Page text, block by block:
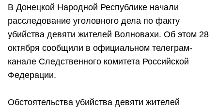
В Донецкой Народной Республике начали
расследование уголовного дела по факту
убийства девяти жителей Волновахи. Об этом 28
октября сообщили в официальном телеграм-
канале Следственного комитета Российской
Федерации.
Обстоятельства убийства девяти жителей